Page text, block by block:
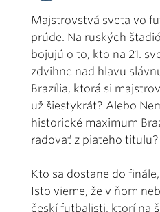
Majstrovstvá sveta vo
prúde. Na ruských
bojujú o to, kto na 21.
zdvihne nad hlavu
Brazília, ktorá si
už šiestykrát? Alebo
historické maximum
radovať z piateho titulu?
Kto sa dostane do
Isto vieme, že v ňom
českí futbalisti, ktorí na